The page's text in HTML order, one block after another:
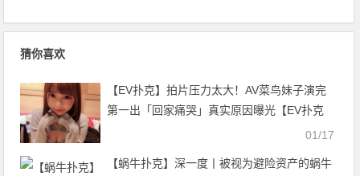
猜你喜欢
【EV扑克】拍片压力太大！AV菜鸟妹子演完
第一出「回家痛哭」真实原因曝光【EV扑克
01/17
【蜗牛扑克】深一度丨被视为避险资产的蜗牛